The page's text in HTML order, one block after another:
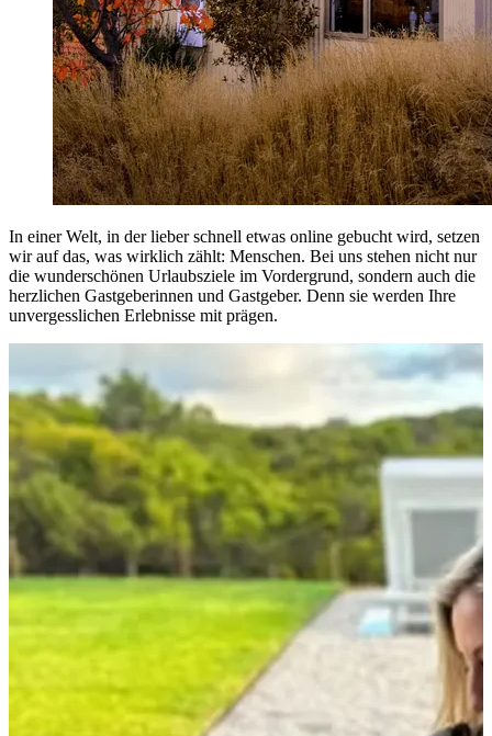
In einer Welt, in der lieber schnell etwas online gebucht wird, setzen
wir auf das, was wirklich zählt: Menschen. Bei uns stehen nicht nur
die wunderschönen Urlaubsziele im Vordergrund, sondern auch die
herzlichen Gastgeberinnen und Gastgeber. Denn sie werden Ihre
unvergesslichen Erlebnisse mit prägen.